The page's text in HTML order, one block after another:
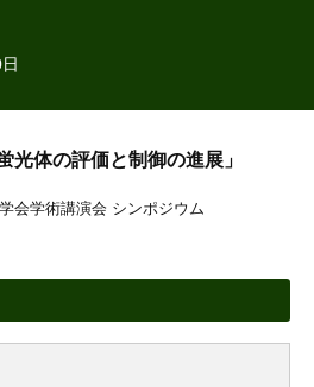
光体の評価と制御の進展」
会学術講演会 シンポジウム